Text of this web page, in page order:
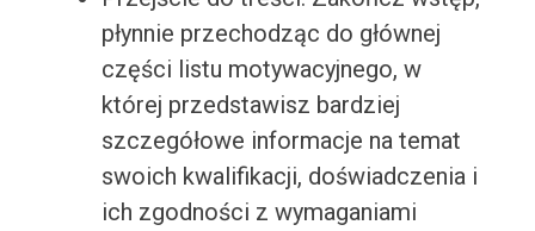
płynnie przechodząc do głównej
części listu motywacyjnego, w
której przedstawisz bardziej
szczegółowe informacje na temat
swoich kwalifikacji, doświadczenia i
ich zgodności z wymaganiami